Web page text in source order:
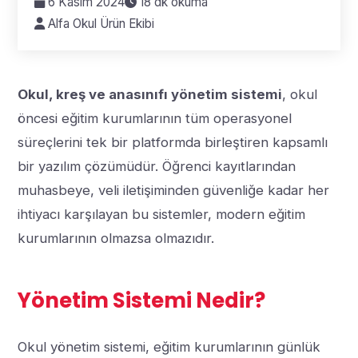
Alfa Okul Ürün Ekibi
Okul, kreş ve anasınıfı yönetim sistemi, okul
öncesi eğitim kurumlarının tüm operasyonel
süreçlerini tek bir platformda birleştiren kapsamlı
bir yazılım çözümüdür. Öğrenci kayıtlarından
muhasbeye, veli iletişiminden güvenliğe kadar her
ihtiyacı karşılayan bu sistemler, modern eğitim
kurumlarının olmazsa olmazıdır.
Yönetim Sistemi Nedir?
Okul yönetim sistemi, eğitim kurumlarının günlük